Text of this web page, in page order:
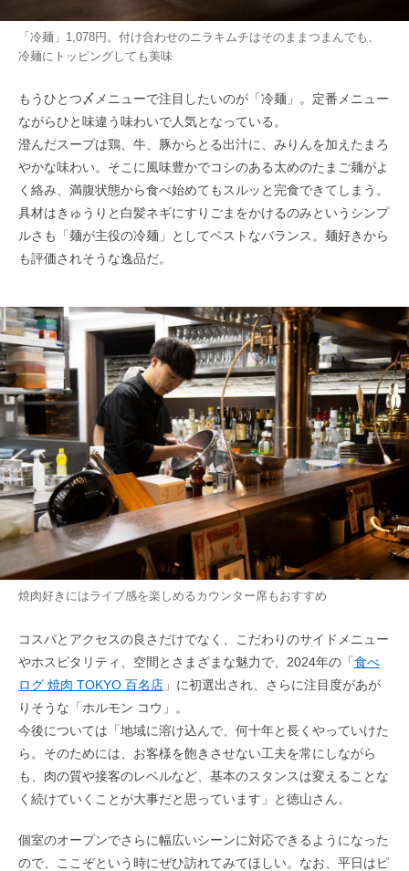
「冷麺」1,078円。付け合わせのニラキムチはそのままつまんでも、
冷麺にトッピングしても美味
もうひとつ〆メニューで注目したいのが「冷麺」。定番メニュー
ながらひと味違う味わいで人気となっている。
澄んだスープは鶏、牛、豚からとる出汁に、みりんを加えたまろ
やかな味わい。そこに風味豊かでコシのある太めのたまご麺がよ
く絡み、満腹状態から食べ始めてもスルッと完食できてしまう。
具材はきゅうりと白髪ネギにすりごまをかけるのみというシンプ
ルさも「麺が主役の冷麺」としてベストなバランス。麺好きから
も評価されそうな逸品だ。
焼肉好きにはライブ感を楽しめるカウンター席もおすすめ
コスパとアクセスの良さだけでなく、こだわりのサイドメニュー
やホスピタリティ、空間とさまざまな魅力で、2024年の「食べ
ログ 焼肉 TOKYO 百名店 」に初選出され、さらに注目度があが
りそうな「ホルモン コウ」。
今後については「地域に溶け込んで、何十年と長くやっていけた
ら。そのためには、お客様を飽きさせない工夫を常にしながら
も、肉の質や接客のレベルなど、基本のスタンスは変えることな
く続けていくことが大事だと思っています」と徳山さん。
個室のオープンでさらに幅広いシーンに対応できるようになった
ので、ここぞという時にぜひ訪れてみてほしい。なお、平日はピ